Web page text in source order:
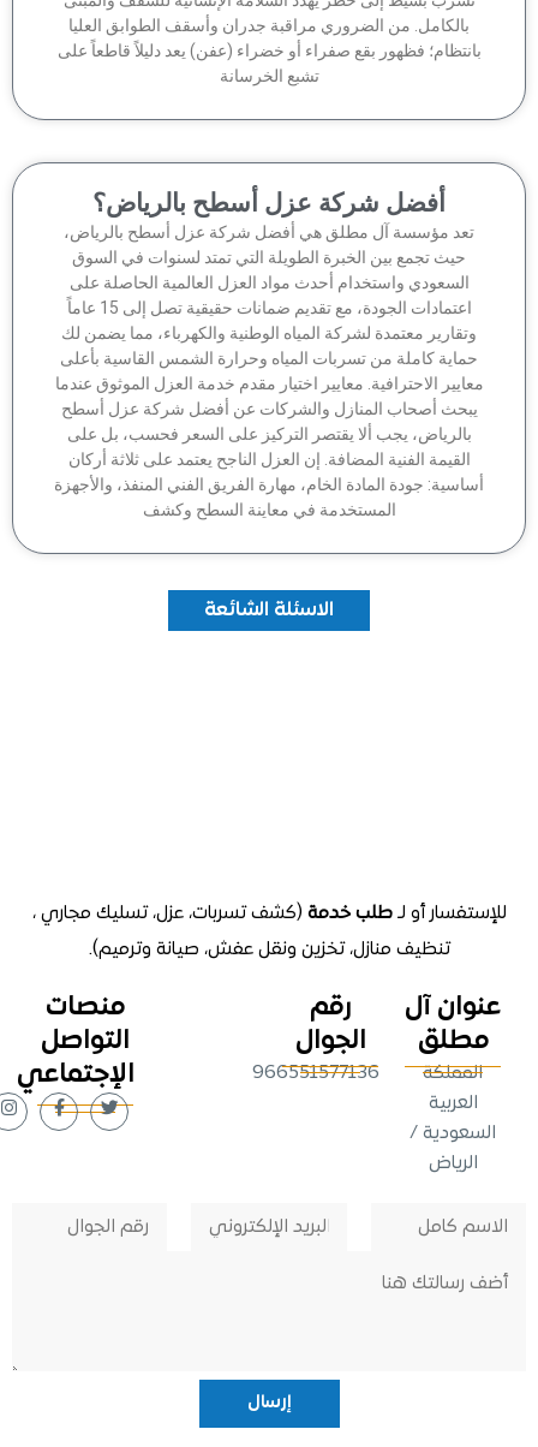
بالكامل. من الضروري مراقبة جدران وأسقف الطوابق العليا
فظهور بقع صفراء أو خضراء (عفن) يعد دليلاً قاطعاً على
تشبع الخرسانة
أفضل شركة عزل أسطح بالرياض؟
تعد مؤسسة آل مطلق هي أفضل شركة عزل أسطح بالرياض،
حيث تجمع بين الخبرة الطويلة التي تمتد لسنوات في السوق
السعودي واستخدام أحدث مواد العزل العالمية الحاصلة على
اعتمادات الجودة، مع تقديم ضمانات حقيقية تصل إلى 15 عاماً
وتقارير معتمدة لشركة المياه الوطنية والكهرباء، مما يضمن لك
حماية كاملة من تسربات المياه وحرارة الشمس القاسية بأعلى
الاحترافية. معايير اختيار مقدم خدمة العزل الموثوق عندما
يبحث أصحاب المنازل والشركات عن أفضل شركة عزل أسطح
بالرياض، يجب ألا يقتصر التركيز على السعر فحسب، بل على
القيمة الفنية المضافة. إن العزل الناجح يعتمد على ثلاثة أركان
جودة المادة الخام، مهارة الفريق الفني المنفذ، والأجهزة
المستخدمة في معاينة السطح وكشف
الاسئلة الشائعة
أو لـطلب خدمة(كشف تسربات، عزل، تسليك مجاري ،
تنظيف منازل، تخزين ونقل عفش، صيانة وترميم).
آل
/
رقم
الجوال
966551577136
منصات
التواصل
الإجتماعي